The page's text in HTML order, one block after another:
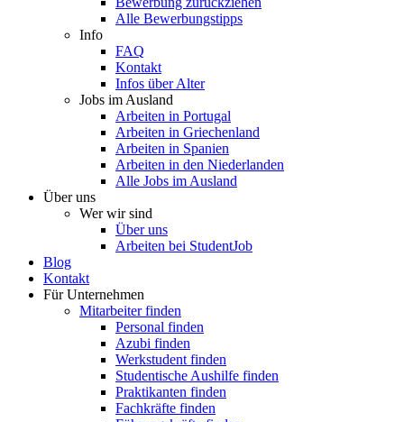
Alle Bewerbungstipps
Info
FAQ
Kontakt
Infos über Alter
Jobs im Ausland
Arbeiten in Portugal
Arbeiten in Griechenland
Arbeiten in Spanien
Arbeiten in den Niederlanden
Alle Jobs im Ausland
Über uns
Wer wir sind
Über uns
Arbeiten bei StudentJob
Blog
Kontakt
Für Unternehmen
Mitarbeiter finden
Personal finden
Azubi finden
Werkstudent finden
Studentische Aushilfe finden
Praktikanten finden
Fachkräfte finden